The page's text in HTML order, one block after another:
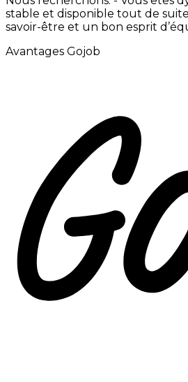
stable et disponible tout de
savoir-être et un bon esprit
Avantages Gojob